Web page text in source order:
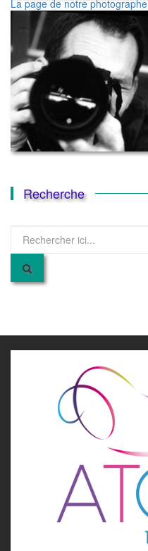
La page de notre photographe
Recherche
pour